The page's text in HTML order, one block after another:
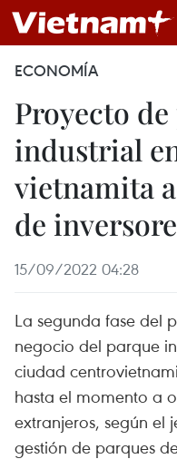
ECONOMÍA
Proyecto
industrial
vietnamita
de
15/09/2022 04:28
La segunda fase del
negocio del parque
ciudad
hasta el momento a
extranjeros, según el
gestión de parques